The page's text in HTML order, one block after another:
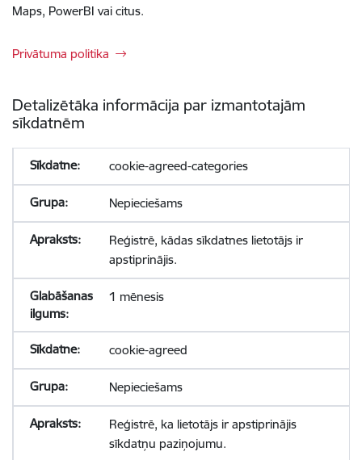
Maps, PowerBI vai citus.
Privātuma politika
Detalizētāka informācija par izmantotajām
sīkdatnēm
cookie-agreed-categories
Nepieciešams
Reģistrē, kādas sīkdatnes lietotājs ir
apstiprinājis.
1 mēnesis
cookie-agreed
Nepieciešams
Reģistrē, ka lietotājs ir apstiprinājis
sīkdatņu paziņojumu.